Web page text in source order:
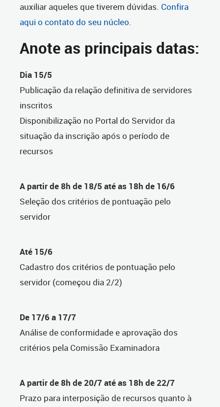
auxiliar aqueles que tiverem dúvidas. Confira
aqui o contato do seu núcleo.
Anote as principais datas:
Dia 15/5
Publicação da relação definitiva de servidores
inscritos
Disponibilização no Portal do Servidor da
situação da inscrição após o período de
recursos
A partir de 8h de 18/5 até as 18h de 16/6
Seleção dos critérios de pontuação pelo
servidor
Até 15/6
Cadastro dos critérios de pontuação pelo
servidor (começou dia 2/2)
De 17/6 a 17/7
Análise de conformidade e aprovação dos
critérios pela Comissão Examinadora
A partir de 8h de 20/7 até as 18h de 22/7
Prazo para interposição de recursos quanto à